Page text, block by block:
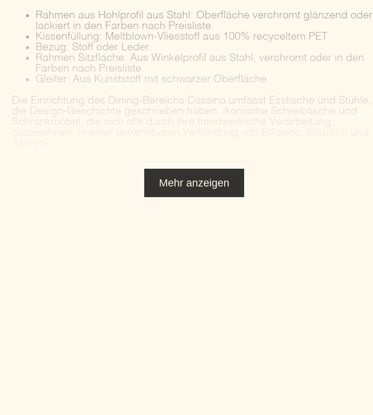
Rahmen aus Hohlprofil aus Stahl: Oberfläche verchromt glänzend oder
lackiert in den Farben nach Preisliste.
Kissenfüllung: Meltblown-Vliesstoff aus 100% recyceltem PET
Bezug: Stoff oder Leder.
Rahmen Sitzfläche: Aus Winkelprofil aus Stahl, verchromt oder in den
Farben nach Preisliste.
Gleiter: Aus Kunststoff mit schwarzer Oberfläche.
Die Einrichtung des Dining-Bereichs Cassina umfasst Esstische und Stühle,
die Design-Geschichte geschrieben haben, ikonische Schreibtische und
Schrankmöbel, die sich alle durch ihre handwerkliche Verarbeitung
Mehr anzeigen